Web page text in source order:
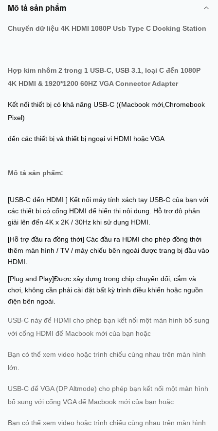
Mô tả sản phẩm
Chuyển dữ liệu 4K HDMI 1080P Usb Type C Docking Station
Hợp kim nhôm 2 trong 1 USB-C, USB 3.1, loại C đến 1080P
4K HDMI & 1920*1200 60HZ VGA Connector Adapter
Kết nối thiết bị có khả năng USB-C ((Macbook mới,Chromebook
Pixel)
đến các thiết bị và thiết bị ngoại vi HDMI hoặc VGA
Mô tả sản phẩm:
[USB-C đến HDMI ] Kết nối máy tính xách tay USB-C của bạn với
các thiết bị có cổng HDMI để hiển thị nội dung. Hỗ trợ độ phân
giải lên đến 4K x 2K / 30Hz khi sử dụng HDMI.
[Hỗ trợ đầu ra đồng thời] Các đầu ra HDMI cho phép đồng thời
thêm màn hình / TV / máy chiếu bên ngoài được trang bị đầu vào
HDMI.
[Plug and Play]Được xây dựng trong chip chuyển đổi, cắm và
chơi, không cần phải cài đặt bất kỳ trình điều khiển hoặc nguồn
điện bên ngoài.
USB-C này để HDMI cho phép bạn kết nối một màn hình bổ sung
với cổng HDMI để Macbook mới của bạn hoặc
Bạn có thể xem video hoặc trình chiếu cùng nhau trên màn hình
lớn.
USB-C để VGA (DP Altmode) cho phép bạn kết nối một màn hình
bổ sung với cổng VGA để Macbook mới của bạn hoặc
Bạn có thể xem video hoặc trình chiếu cùng nhau trên màn hình